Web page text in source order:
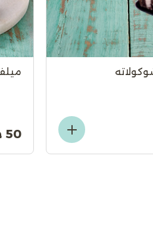
50 جنيه